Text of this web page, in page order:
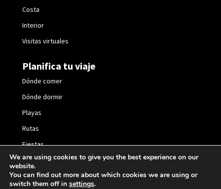
Costa
Interior
Visitas virtuales
Planifica tu viaje
Dónde comer
Dónde dormir
Playas
Rutas
Fiestas
We are using cookies to give you the best experience on our
website.
You can find out more about which cookies we are using or
switch them off in settings.